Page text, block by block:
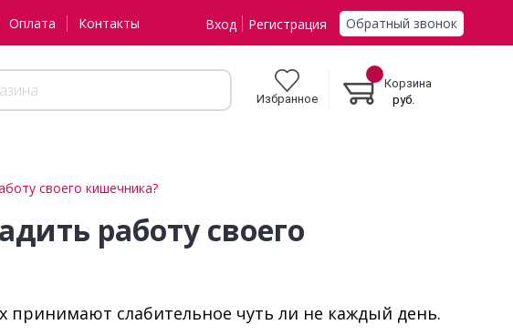
Оплата Контакты Вход Регистрация Обратный звонок
Избранное
Корзина
руб.
своего кишечника?
работу своего
слабительное чуть ли не каждый день.